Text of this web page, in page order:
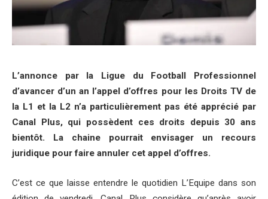
L’annonce par la Ligue du Football Professionnel
d’avancer d’un an l’appel d’offres pour les Droits TV de
la L1 et la L2 n’a particulièrement pas été apprécié par
Canal Plus, qui possèdent ces droits depuis 30 ans
bientôt. La chaine pourrait envisager un recours
juridique pour faire annuler cet appel d’offres.
C’est ce que laisse entendre le quotidien L’Equipe dans son